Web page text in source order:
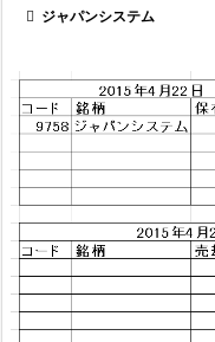
 ジャパンシステム